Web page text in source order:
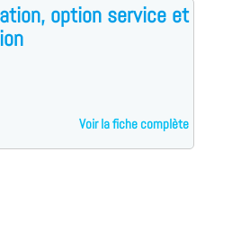
option service et
Voir la fiche complète